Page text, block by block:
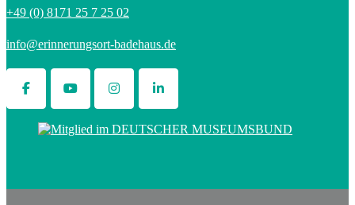
+49 (0) 8171 25 7 25 02
info@erinnerungsort-badehaus.de